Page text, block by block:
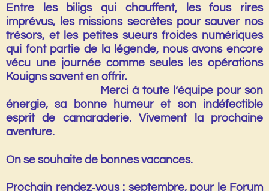
Entre les biligs qui chauffent, les fous rires
imprévus, les missions secrètes pour sauver nos
trésors, et les petites sueurs froides numériques
qui font partie de la légende, nous avons encore
vécu une journée comme seules les opérations
Kouigns savent en offrir.
Merci à toute l’équipe pour son
énergie, sa bonne humeur et son indéfectible
esprit de camaraderie. Vivement la prochaine
aventure.
On se souhaite de bonnes vacances.
Prochain rendez‑vous : septembre, pour le Forum